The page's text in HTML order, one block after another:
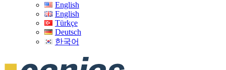
English
English
Türkçe
Deutsch
한국어